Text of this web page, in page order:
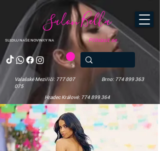
SLEDUJ NAŠE NOVINKY NA
Salon Bella
Valašské Meziříčí: 777 007
075
Brno: 774 899 363
Hradec Králové: 774 899 364
Přihlásit se